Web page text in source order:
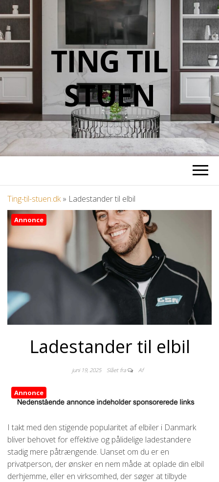
TING TIL
STUEN
Ting-til-stuen.dk» Ladestander til elbil
Annonce
Ladestander til elbil
juni 19, 2025 Slået fra Af
Annonce
I takt med den stigende popularitet af elbiler i Danmark
bliver behovet for effektive og pålidelige ladestandere
stadig mere påtrængende. Uanset om du er en
privatperson, der ønsker en nem måde at oplade din elbil
derhjemme, eller en virksomhed, der søger at tilbyde